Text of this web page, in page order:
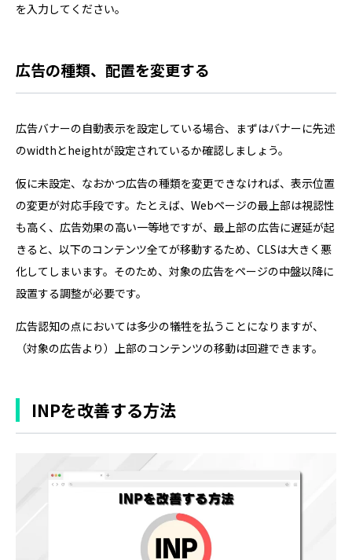
を入力してください。
広告の種類、配置を変更する
広告バナーの自動表示を設定している場合、まずはバナーに先述
のwidthとheightが設定されているか確認しましょう。
仮に未設定、なおかつ広告の種類を変更できなければ、表示位置
の変更が対応手段です。たとえば、Webページの最上部は視認性
も高く、広告効果の高い一等地ですが、最上部の広告に遅延が起
きると、以下のコンテンツ全てが移動するため、CLSは大きく悪
化してしまいます。そのため、対象の広告をページの中盤以降に
設置する調整が必要です。
広告認知の点においては多少の犠牲を払うことになりますが、
（対象の広告より）上部のコンテンツの移動は回避できます。
INPを改善する方法